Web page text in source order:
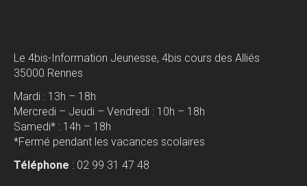
Le 4bis-Information Jeunesse, 4bis cours des Alliés
35000 Rennes
Mardi : 13h – 18h
Mercredi – Jeudi – Vendredi : 10h – 18h
Samedi* : 14h – 18h
*Fermé pendant les vacances scolaires
Téléphone : 02 99 31 47 48